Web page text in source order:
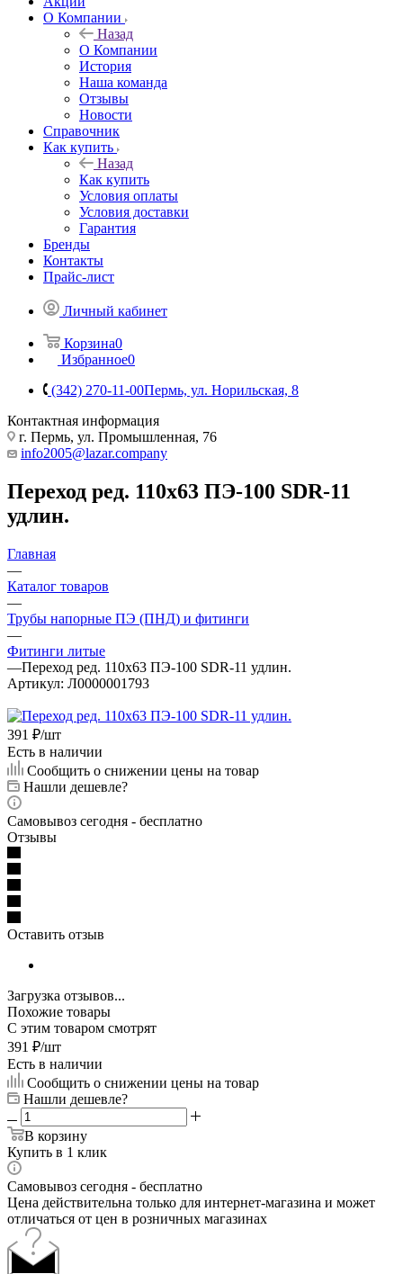
О Компании
Назад
О Компании
История
Наша команда
Отзывы
Новости
Справочник
Как купить
Назад
Как купить
Условия оплаты
Условия доставки
Гарантия
Бренды
Контакты
Прайс-лист
Личный кабинет
Корзина0
Избранное0
(342) 270-11-00Пермь, ул. Норильская, 8
Контактная информация
г. Пермь, ул. Промышленная, 76
info2005@lazar.company
Переход ред. 110х63 ПЭ-100 SDR-11
удлин.
Главная
—
Каталог товаров
—
Трубы напорные ПЭ (ПНД) и фитинги
—
Фитинги литые
—Переход ред. 110х63 ПЭ-100 SDR-11 удлин.
Артикул: Л0000001793
391 ₽/шт
Есть в наличии
Сообщить о снижении цены на товар
Нашли дешевле?
Самовывоз сегодня - бесплатно
Отзывы
Оставить отзыв
Загрузка отзывов...
Похожие товары
С этим товаром смотрят
391 ₽/шт
Есть в наличии
Сообщить о снижении цены на товар
Нашли дешевле?
В корзину
Купить в 1 клик
Самовывоз сегодня - бесплатно
Цена действительна только для интернет-магазина и может
отличаться от цен в розничных магазинах